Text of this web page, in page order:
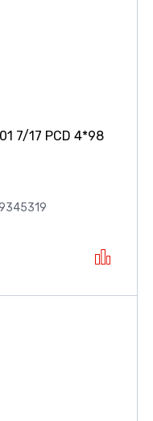
7/17 PCD 4*98